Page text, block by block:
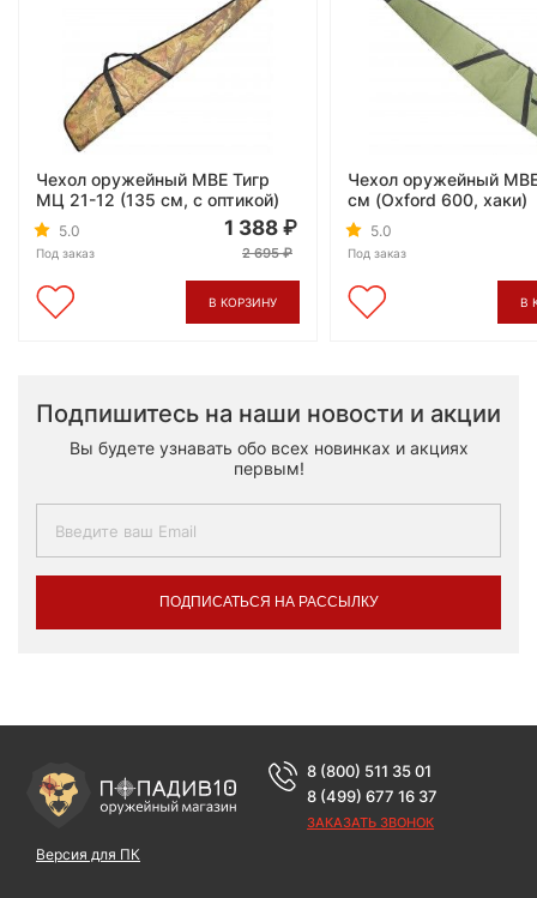
Чехол оружейный МВЕ Тигр
МЦ 21-12 (135 см, с оптикой)
5.0
Под заказ
1 388
2 695
В КОРЗИНУ
Чехол оружейный
см (Oxford 600, хаки)
5.0
Под заказ
В
Подпишитесь на наши новости и акции
Вы будете узнавать обо всех новинках и акциях
первым!
ПОДПИСАТЬСЯ НА РАССЫЛКУ
Версия для ПК
8 (800) 511 35 01
8 (499) 677 16 37
ЗАКАЗАТЬ ЗВОНОК